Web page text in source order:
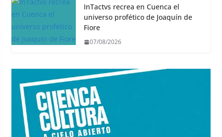
InTactvs recrea en Cuenca el
universo profético de Joaquín de
Fiore
07/08/2026